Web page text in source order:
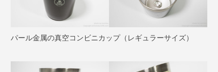
パール金属の真空コンビニカップ（レギュラーサイズ）